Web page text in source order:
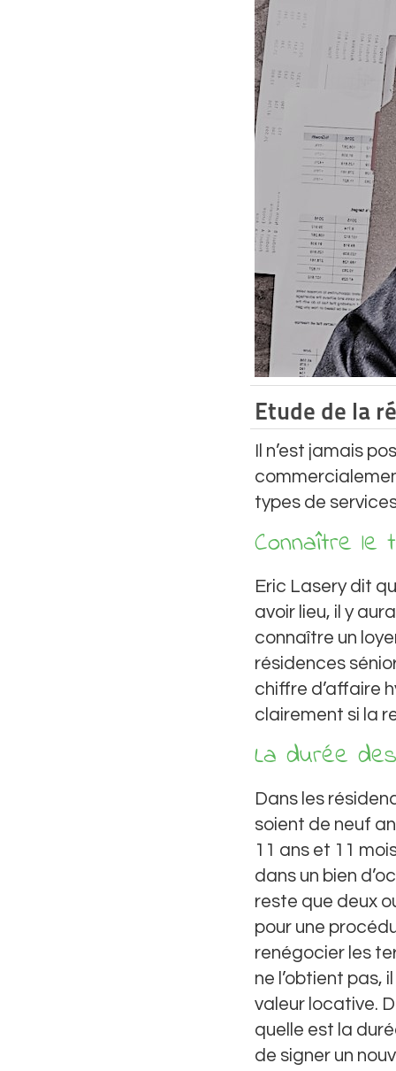
Etude de la
Il n’est jamais
types de
Connaître le
Eric Lasery dit
avoir lieu, il y
connaître un
résidences
chiffre d’affaire
clairement si la
La durée
Dans les
soient de neuf
11 ans et 11
dans un bien
reste que deux
pour une
renégocier les
ne l’obtient pas,
valeur locative.
quelle est la
de signer un